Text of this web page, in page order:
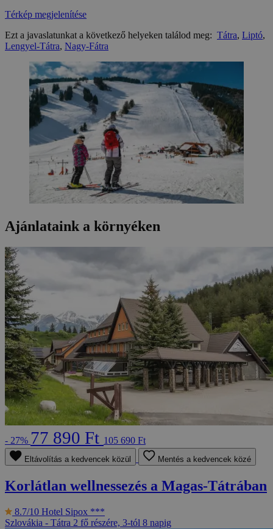
Térkép megjelenítése
Ezt a javaslatunkat a következő helyeken találod meg: Tátra, Liptó,
Lengyel-Tátra, Nagy-Fátra
Ajánlataink a környéken
- 27% 77 890 Ft 105 690 Ft
Eltávolítás a kedvencek közül Mentés a kedvencek közé
Korlátlan wellnessezés a Magas-Tátrában
8.7/10 Hotel Sipox ***
Szlovákia - Tátra 2 fő részére, 3-tól 8 napig